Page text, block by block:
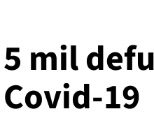
mil
19